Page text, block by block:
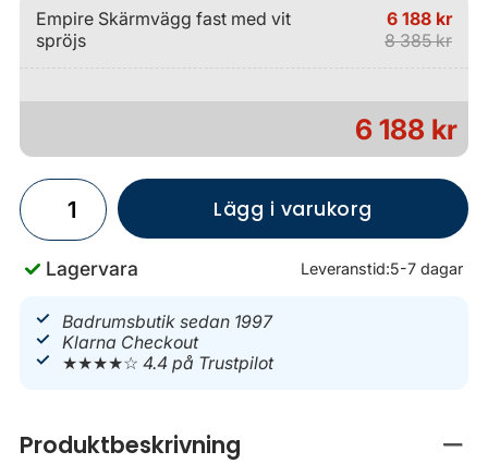
Empire Skärmvägg fast med vit
spröjs
6 188 kr
8 385 kr
6 188 kr
Lägg i varukorg
Lagervara Leveranstid:5-7 dagar
Badrumsbutik sedan 1997
Klarna Checkout
★★★★☆4.4 på Trustpilot
Produktbeskrivning